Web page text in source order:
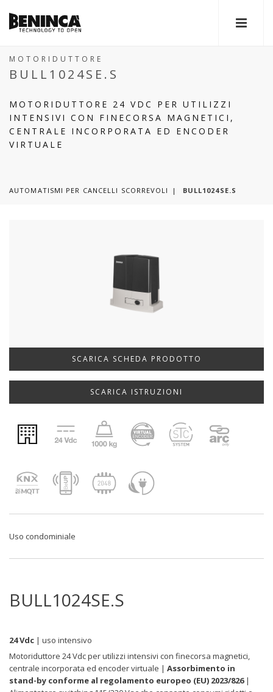
MOTORIDUTTORE
BULL1024SE.S
MOTORIDUTTORE 24 VDC PER UTILIZZI
INTENSIVI CON FINECORSA MAGNETICI,
CENTRALE INCORPORATA ED ENCODER
VIRTUALE
AUTOMATISMI PER CANCELLI SCORREVOLI BULL1024SE.S
SCARICA SCHEDA PRODOTTO
SCARICA ISTRUZIONI
Uso condominiale
BULL1024SE.S
24 Vdc | uso intensivo
Motoriduttore 24 Vdc per utilizzi intensivi con finecorsa magnetici,
centrale incorporata ed encoder virtuale | Assorbimento in
stand-by conforme al regolamento europeo (EU) 2023/826|